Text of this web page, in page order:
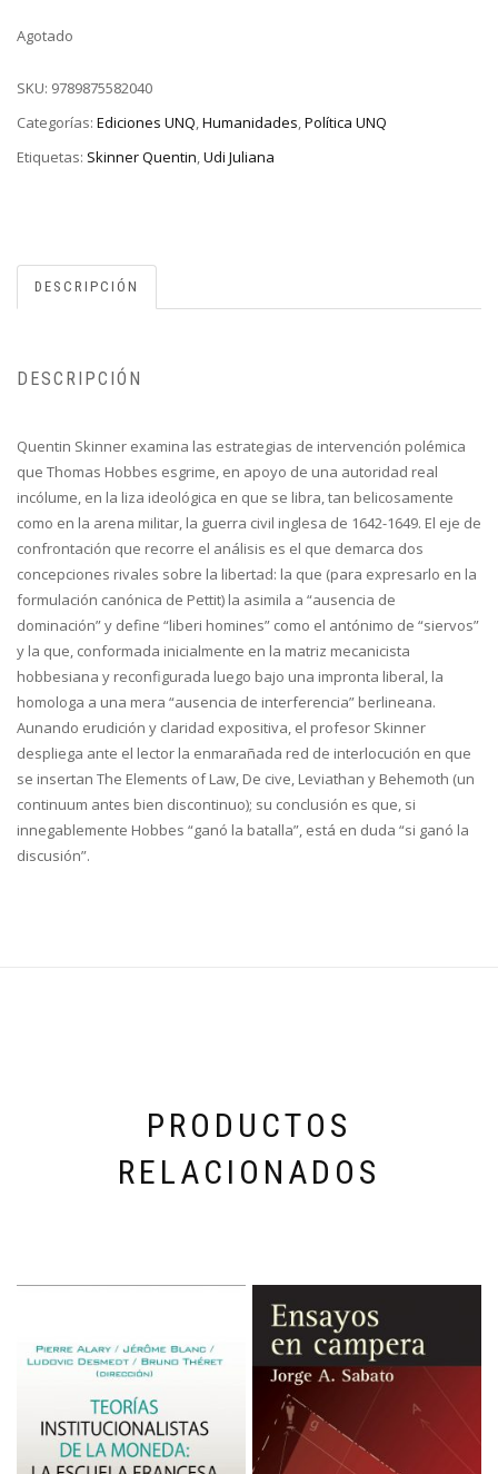
Agotado
SKU: 9789875582040
Categorías: Ediciones UNQ,Humanidades,Política UNQ
Etiquetas: Skinner Quentin Udi Juliana
DESCRIPCIÓN
DESCRIPCIÓN
Quentin Skinner examina las estrategias de intervención polémica
que Thomas Hobbes esgrime, en apoyo de una autoridad real
incólume, en la liza ideológica en que se libra, tan belicosamente
como en la arena militar, la guerra civil inglesa de 1642-1649. El eje de
confrontación que recorre el análisis es el que demarca dos
concepciones rivales sobre la libertad: la que (para expresarlo en la
formulación canónica de Pettit) la asimila a “ausencia de
dominación” y define “liberi homines” como el antónimo de “siervos”
y la que, conformada inicialmente en la matriz mecanicista
hobbesiana y reconfigurada luego bajo una impronta liberal, la
homologa a una mera “ausencia de interferencia” berlineana.
Aunando erudición y claridad expositiva, el profesor Skinner
despliega ante el lector la enmarañada red de interlocución en que
se insertan The Elements of Law, De cive, Leviathan y Behemoth (un
continuum antes bien discontinuo); su conclusión es que, si
innegablemente Hobbes “ganó la batalla”, está en duda “si ganó la
discusión”.
PRODUCTOS
RELACIONADOS